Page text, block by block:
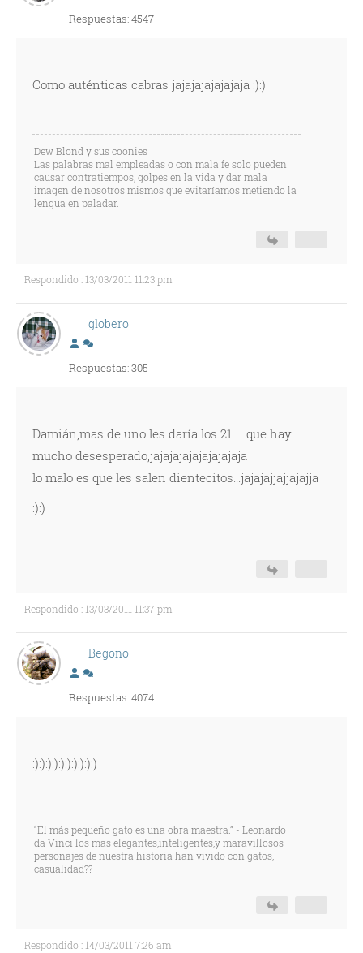
Respuestas: 4547
Como auténticas cabras jajajajajajajaja :):)
Dew Blond y sus coonies
Las palabras mal empleadas o con mala fe solo pueden
causar contratiempos, golpes en la vida y dar mala
imagen de nosotros mismos que evitaríamos metiendo la
lengua en paladar.
Respondido : 13/03/2011 11:23 pm
globero
Respuestas: 305
Damián,mas de uno les daría los 21......que hay
mucho desesperado,jajajajajajajajajaja
lo malo es que les salen dientecitos...jajajajjajjajajja
:):)
Respondido : 13/03/2011 11:37 pm
Begono
Respuestas: 4074
:):):):):):):):):):)
“El más pequeño gato es una obra maestra.” - Leonardo
da Vinci los mas elegantes,inteligentes,y maravillosos
personajes de nuestra historia han vivido con gatos,
casualidad??
Respondido : 14/03/2011 7:26 am